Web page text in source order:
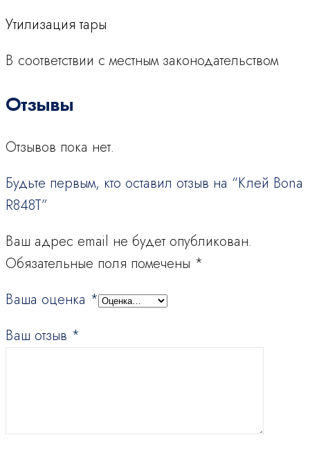
Утилизация тары
В соответствии с местным законодательством
Отзывы
Отзывов пока нет.
Будьте первым, кто оставил отзыв на “Клей Bona
R848T”
Ваш адрес email не будет опубликован.
Обязательные поля помечены *
Ваша оценка *
Ваш отзыв *